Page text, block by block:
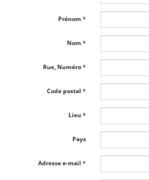
Prénom *
Nom *
Rue, Numéro*
Code postal *
Lieu *
Pays
Adresse e-mail *